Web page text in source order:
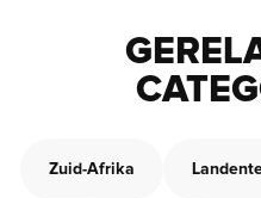
Zuid-Afrika